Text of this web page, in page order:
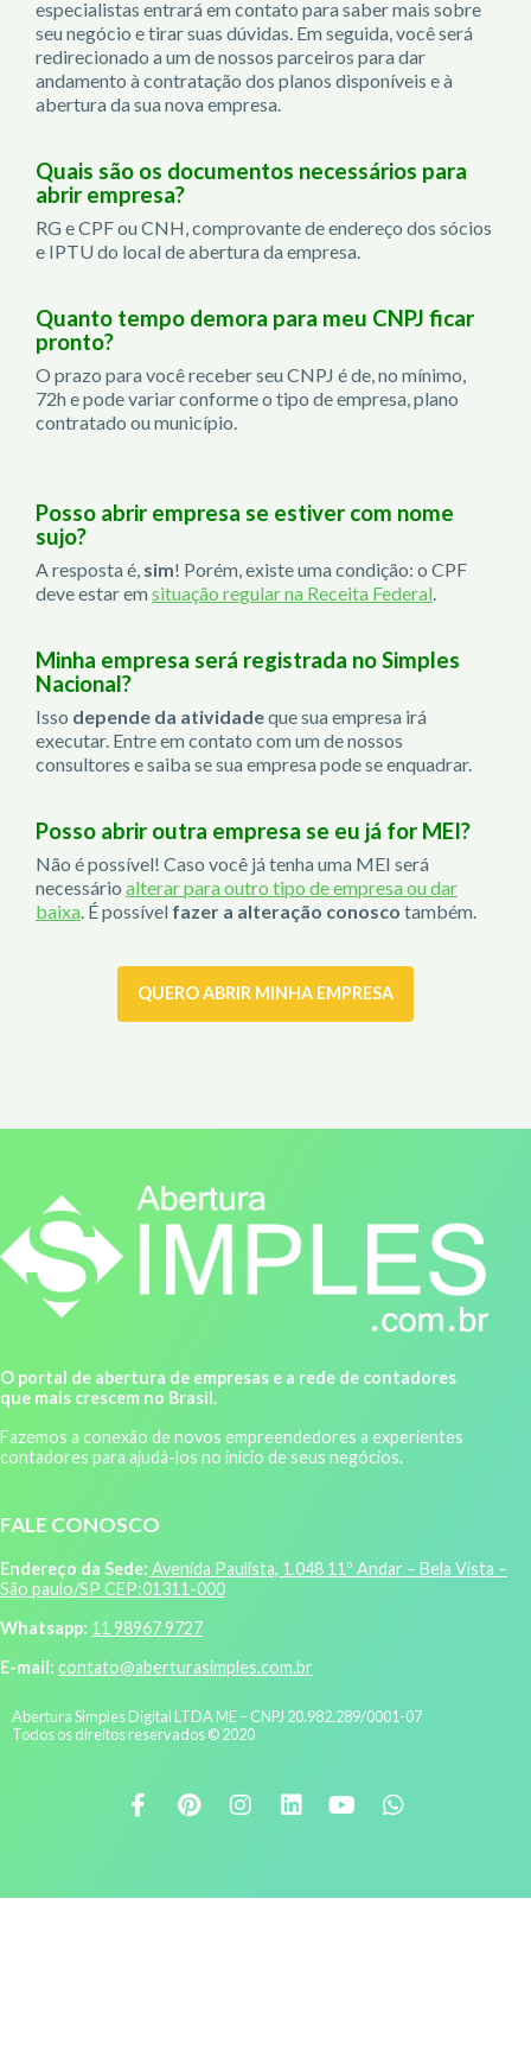
especialistas entrará em contato para saber mais sobre
seu negócio e tirar suas dúvidas. Em seguida, você será
redirecionado a um de nossos parceiros para dar
andamento à contratação dos planos disponíveis e à
abertura da sua nova empresa.
Quais são os documentos necessários para
abrir empresa?
RG e CPF ou CNH, comprovante de endereço dos sócios
e IPTU do local de abertura da empresa.
Quanto tempo demora para meu CNPJ ficar
pronto?
O prazo para você receber seu CNPJ é de, no mínimo,
72h e pode variar conforme o tipo de empresa, plano
contratado ou município.
Posso abrir empresa se estiver com nome
sujo?
A resposta é, sim! Porém, existe uma condição: o CPF
deve estar emsituação regular na Receita Federal.
Minha empresa será registrada no Simples
Nacional?
Isso depende da atividadeque sua empresa irá
executar. Entre em contato com um de nossos
consultores e saiba se sua empresa pode se enquadrar.
Posso abrir outra empresa se eu já for MEI?
Não é possível! Caso você já tenha uma MEI será
necessário alterar para outro tipo de empresa ou dar
baixa. É possível fazer a alteração conosco também.
QUERO ABRIR MINHA EMPRESA
O portal de abertura de empresas e a rede de contadores
que mais crescem no Brasil.
Fazemos a conexão de novos empreendedores a experientes
contadores para ajudá-los no início de seus negócios.
FALE CONOSCO
Endereço da Sede: Avenida Paulista, 1.048 11º Andar – Bela Vista –
São paulo/SP CEP:01311-000
Whatsapp: 11 98967 9727
E-mail: contato@aberturasimples.com.br
Abertura Simples Digital LTDA ME – CNPJ 20.982.289/0001-07
Todos os direitos reservados © 2020